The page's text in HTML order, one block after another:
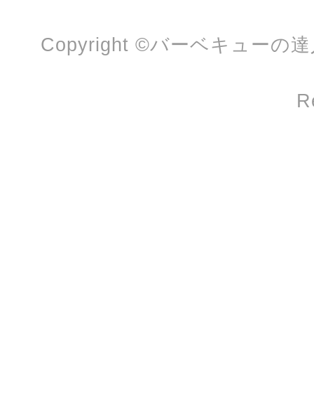
Copyright ©バーベキューの